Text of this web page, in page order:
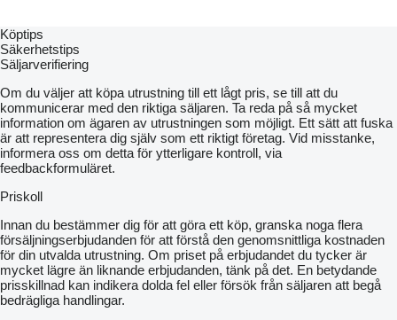
Köptips
Säkerhetstips
Säljarverifiering
Om du väljer att köpa utrustning till ett lågt pris, se till att du
kommunicerar med den riktiga säljaren. Ta reda på så mycket
information om ägaren av utrustningen som möjligt. Ett sätt att fuska
är att representera dig själv som ett riktigt företag. Vid misstanke,
informera oss om detta för ytterligare kontroll, via
feedbackformuläret.
Priskoll
Innan du bestämmer dig för att göra ett köp, granska noga flera
försäljningserbjudanden för att förstå den genomsnittliga kostnaden
för din utvalda utrustning. Om priset på erbjudandet du tycker är
mycket lägre än liknande erbjudanden, tänk på det. En betydande
prisskillnad kan indikera dolda fel eller försök från säljaren att begå
bedrägliga handlingar.